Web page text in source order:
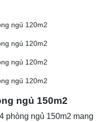
ngủ 150m2
phòng ngủ 150m2 mang